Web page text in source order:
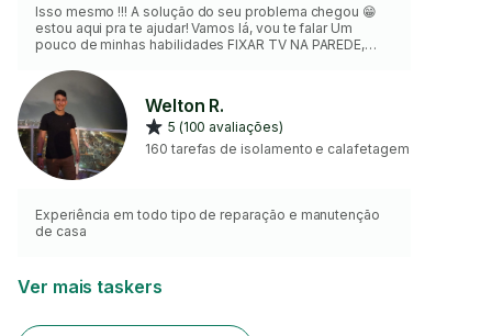
Isso mesmo !!! A solução do seu problema chegou 😁
estou aqui pra te ajudar! Vamos lá, vou te falar Um
pouco de minhas habilidades FIXAR TV NA PAREDE,
etc
Welton R.
5 (100 avaliações)
160 tarefas de isolamento e calafetagem
Experiência em todo tipo de reparação e manutenção
de casa
Ver mais taskers